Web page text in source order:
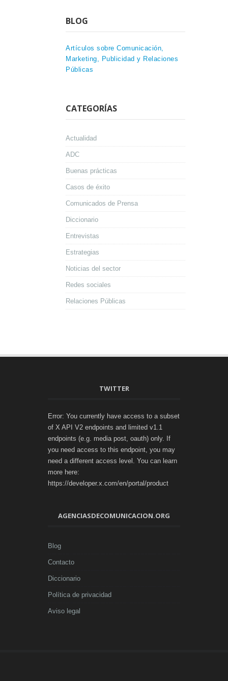
BLOG
Artículos sobre Comunicación,
Marketing, Publicidad y Relaciones
Públicas
CATEGORÍAS
Actualidad
ADC
Buenas prácticas
Casos de éxito
Comunicados de Prensa
Diccionario
Entrevistas
Estrategias
Noticias del sector
Redes sociales
Relaciones Públicas
TWITTER
Error: You currently have access to a subset
of X API V2 endpoints and limited v1.1
endpoints (e.g. media post, oauth) only. If
you need access to this endpoint, you may
need a different access level. You can learn
more here:
https://developer.x.com/en/portal/product
AGENCIASDECOMUNICACION.ORG
Blog
Contacto
Diccionario
Política de privacidad
Aviso legal